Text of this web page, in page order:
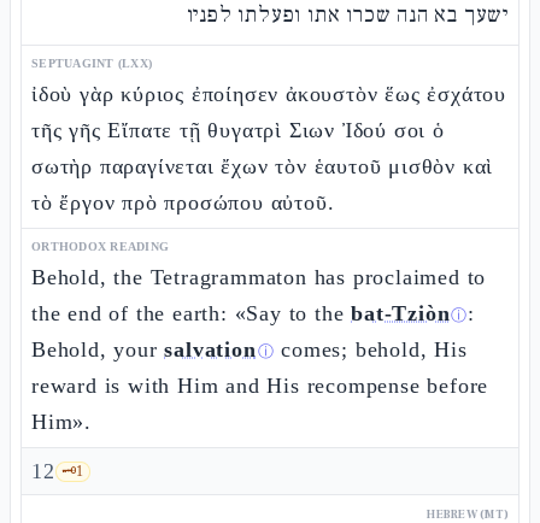
ישעך בא הנה שכרו אתו ופעלתו לפניו
SEPTUAGINT (LXX)
ἰδοὺ γὰρ κύριος ἐποίησεν ἀκουστὸν ἕως ἐσχάτου
τῆς γῆς Εἴπατε τῇ θυγατρὶ Σιων Ἰδού σοι ὁ
σωτὴρ παραγίνεται ἔχων τὸν ἑαυτοῦ μισθὸν καὶ
τὸ ἔργον πρὸ προσώπου αὐτοῦ.
ORTHODOX READING
Behold, the Tetragrammaton has proclaimed to
the end of the earth: «Say to thebat-Tziònⓘ:
Behold, yoursalvationⓘ comes; behold, His
reward is with Him and His recompense before
Him».
12 🗝️1
HEBREW (MT)